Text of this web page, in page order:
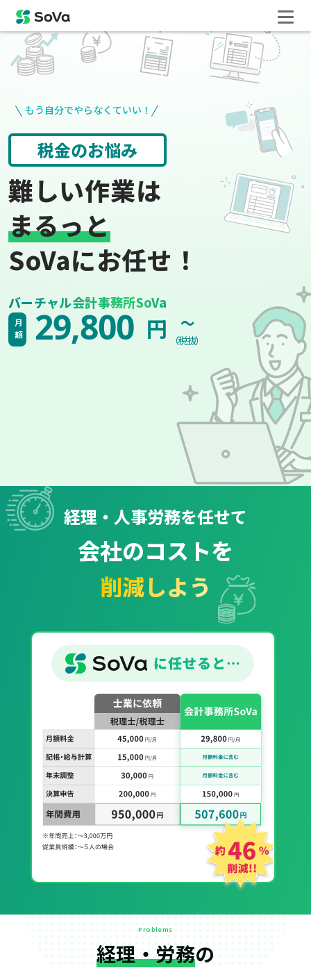
もう自分でやらなくていい！
請求書や領収書 役所手続き
難しい作業は
まるっと
SoVaにお任せ！
バーチャル会計事務所SoVa
月額 29,800 円 ~
（税抜）
経理・人事労務を任せて
会社のコストを
削減しよう
Problems
経理・労務の